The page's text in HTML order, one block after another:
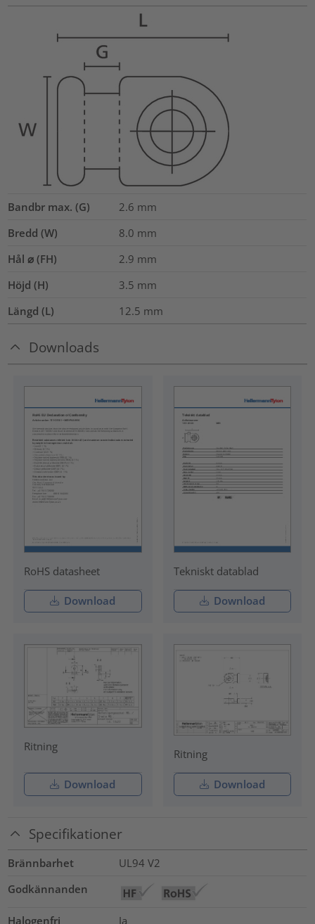
Bandbr max. (G) 2.6 mm
Bredd (W)
8.0 mm
Hål ⌀ (FH)
2.9 mm
Höjd (H)
3.5 mm
Längd (L)
12.5 mm
Downloads
RoHS datasheet
Download
Tekniskt datablad
Download
Ritning
Download
Ritning
Download
Specifikationer
Brännbarhet
UL94 V2
Godkännanden
Halogenfri Ja